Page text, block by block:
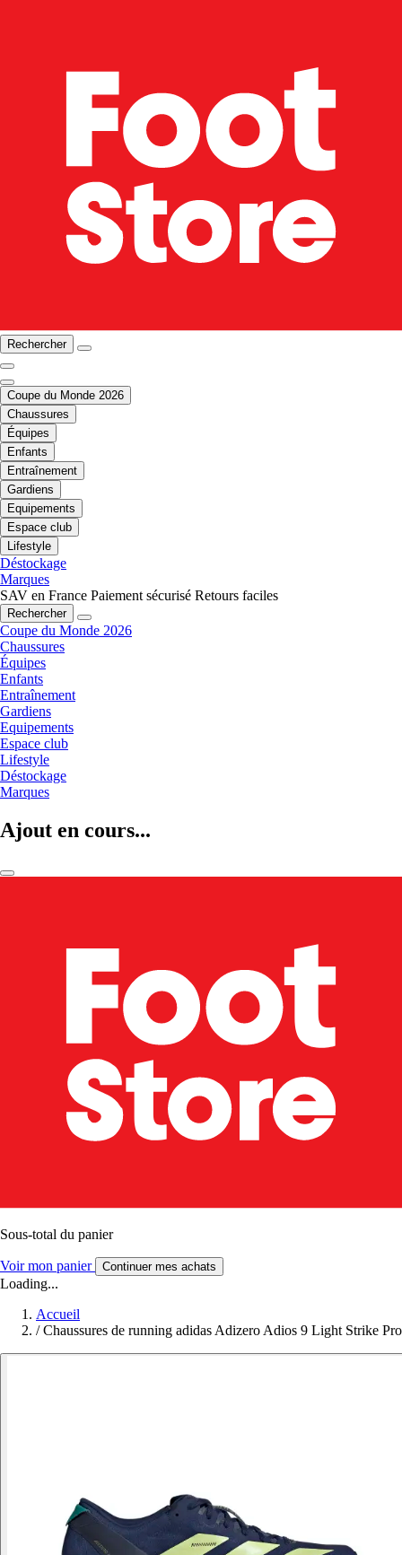
Rechercher
Coupe du Monde 2026
Chaussures
Équipes
Enfants
Entraînement
Gardiens
Equipements
Espace club
Lifestyle
Déstockage
Marques
SAV en France Paiement sécurisé Retours faciles
Rechercher
Coupe du Monde 2026
Chaussures
Équipes
Enfants
Entraînement
Gardiens
Equipements
Espace club
Lifestyle
Déstockage
Marques
Ajout en cours...
Sous-total du panier
Voir mon panier Continuer mes achats
Loading...
Accueil
/ Chaussures de running adidas Adizero Adios 9 Light Strike Pro